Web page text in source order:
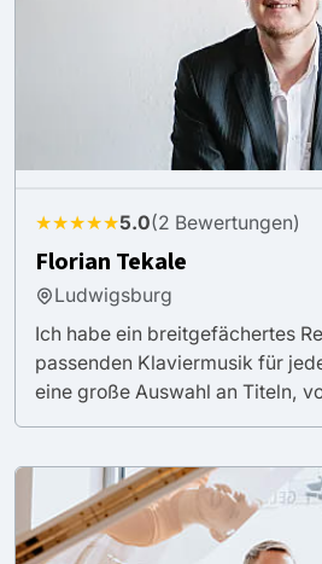
★★★★★5.0(2 Bewertungen)
Florian Tekale
Ludwigsburg
Ich habe ein breitgefächertes
passenden Klaviermusik für
eine große Auswahl an Titeln,